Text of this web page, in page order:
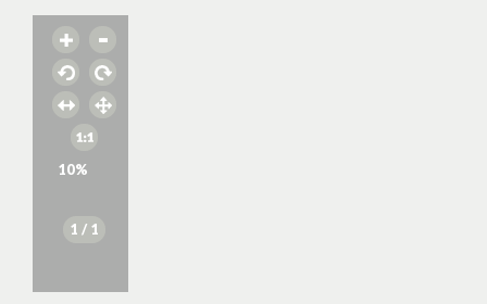
10%
1 / 1